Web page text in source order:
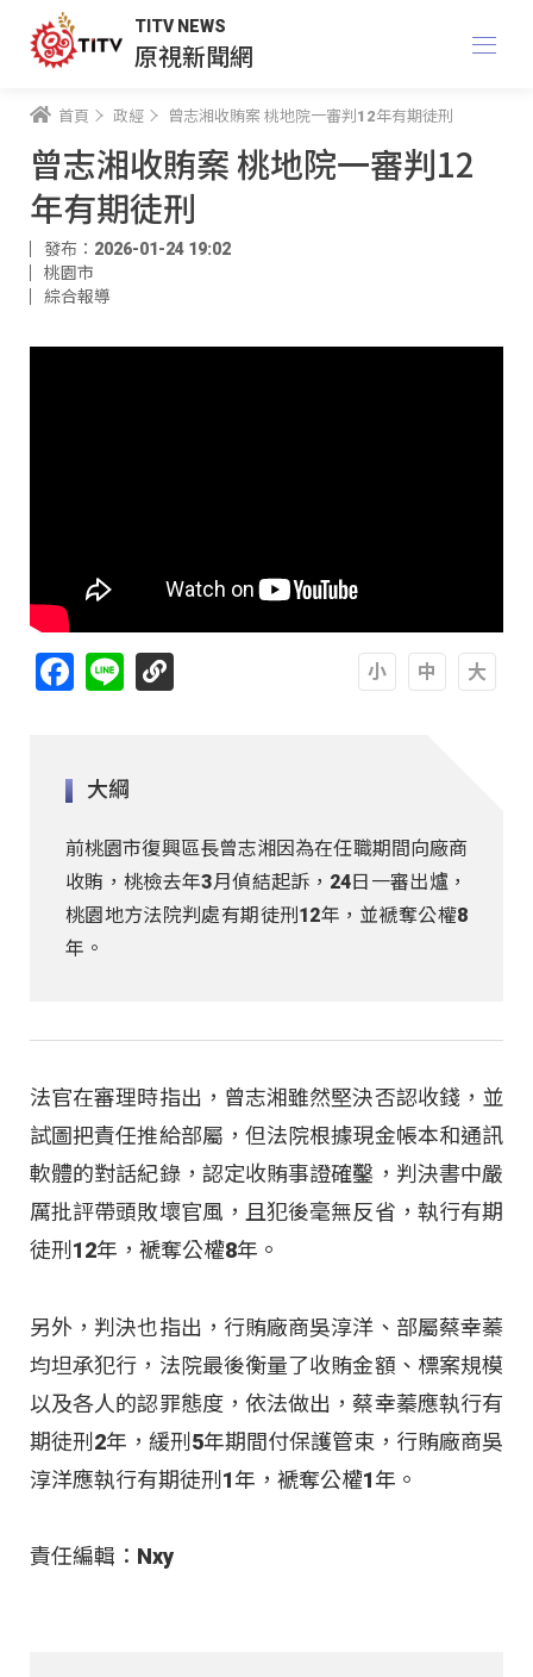
TITV NEWS
原視新聞網
首頁 政經 曾志湘收賄案 桃地院一審判12年有期徒刑
曾志湘收賄案 桃地院一審判12
年有期徒刑
發布：2026-01-24 19:02
桃園市
綜合報導
Facebook
Line
大綱
前桃園市復興區長曾志湘因為在任職期間向廠商
收賄，桃檢去年3月偵結起訴，24日一審出爐，
桃園地方法院判處有期徒刑12年，並褫奪公權8
年。
法官在審理時指出，曾志湘雖然堅決否認收錢，並
試圖把責任推給部屬，但法院根據現金帳本和通訊
軟體的對話紀錄，認定收賄事證確鑿，判決書中嚴
厲批評帶頭敗壞官風，且犯後毫無反省，執行有期
徒刑12年，褫奪公權8年。
另外，判決也指出，行賄廠商吳淳洋、部屬蔡幸蓁
均坦承犯行，法院最後衡量了收賄金額、標案規模
以及各人的認罪態度，依法做出，蔡幸蓁應執行有
期徒刑2年，緩刑5年期間付保護管束，行賄廠商吳
淳洋應執行有期徒刑1年，褫奪公權1年。​
責任編輯：Nxy